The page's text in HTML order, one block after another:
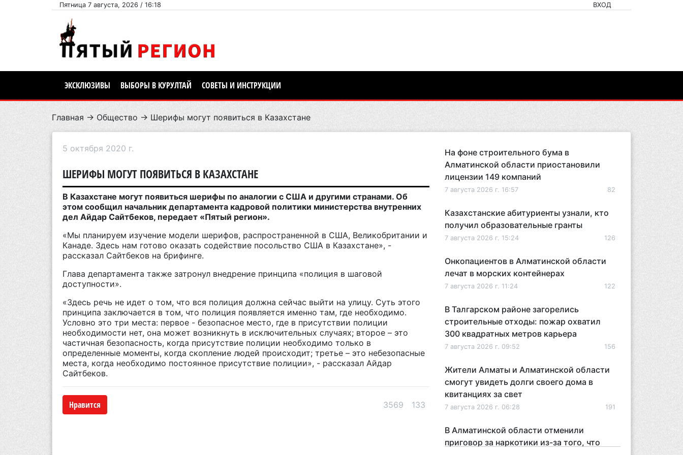
Пятница 7 августа, 2026 / 16:18 ВХОД
ЭКСКЛЮЗИВЫ ВЫБОРЫ В КУРУЛТАЙ СОВЕТЫ И ИНСТРУКЦИИ
Главная → Общество → Шерифы могут появиться в Казахстане
5 октября 2020 г.
ШЕРИФЫ МОГУТ ПОЯВИТЬСЯ В КАЗАХСТАНЕ
В Казахстане могут появиться шерифы по аналогии с США и другими странами. Об
этом сообщил начальник департамента кадровой политики министерства внутренних
дел Айдар Сайтбеков, передает «Пятый регион».
«Мы планируем изучение модели шерифов, распространенной в США, Великобритании и
Канаде. Здесь нам готово оказать содействие посольство США в Казахстане», -
рассказал Сайтбеков на брифинге.
Глава департамента также затронул внедрение принципа «полиция в шаговой
доступности».
«Здесь речь не идет о том, что вся полиция должна сейчас выйти на улицу. Суть этого
принципа заключается в том, что полиция появляется именно там, где необходимо.
Условно это три места: первое - безопасное место, где в присутствии полиции
необходимости нет, она может возникнуть в исключительных случаях; второе – это
частичная безопасность, когда присутствие полиции необходимо только в
определенные моменты, когда скопление людей происходит; третье – это небезопасные
места, когда необходимо постоянное присутствие полиции», - рассказал Айдар
Сайтбеков.
Нравится 3569 133
На фоне строительного бума в
Алматинской области приостановили
лицензии 149 компаний
7 августа 2026 г. 16:57 82
Казахстанские абитуриенты узнали, кто
получил образовательные гранты
7 августа 2026 г. 15:24 126
Онкопациентов в Алматинской области
лечат в морских контейнерах
7 августа 2026 г. 11:24 122
В Талгарском районе загорелись
строительные отходы: пожар охватил
300 квадратных метров карьера
7 августа 2026 г. 09:52 156
Жители Алматы и Алматинской области
смогут увидеть долги своего дома в
квитанциях за свет
7 августа 2026 г. 06:28 191
В Алматинской области отменили
приговор за наркотики из-за того, что